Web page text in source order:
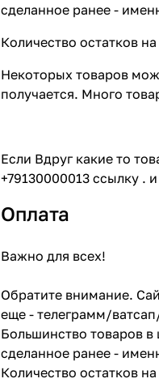
сделанное ранее -
Количество остатков
Некоторых товаров
получается. Много
Если Вдруг какие то
+79130000013 ссылку .
Оплата
Важно для всех!
Обратите внимание.
еще - телеграмм/
Большинство товаров
сделанное ранее -
Количество остатков